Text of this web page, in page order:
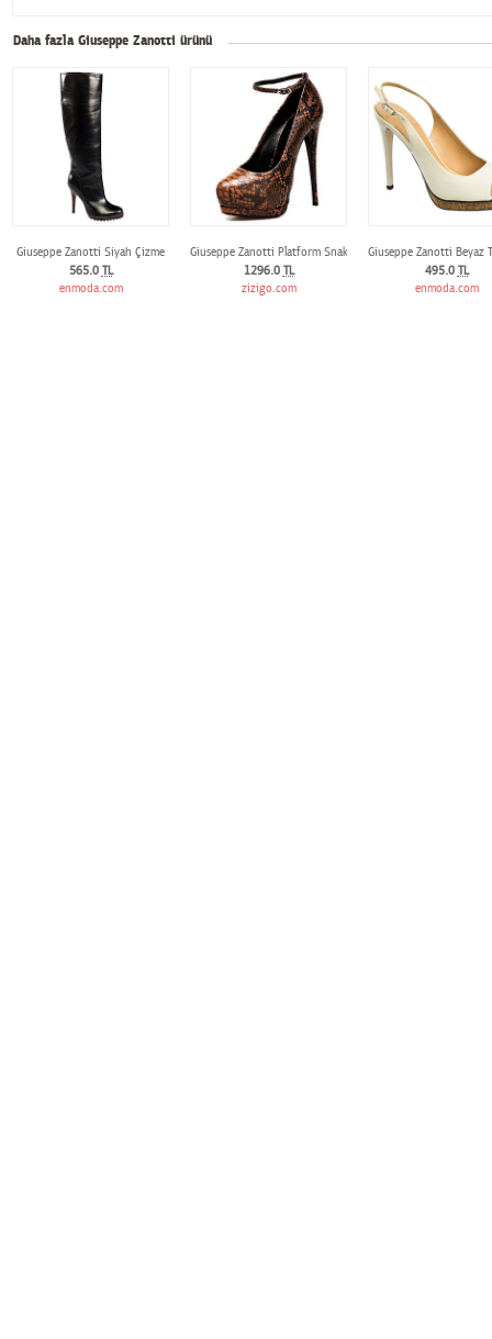
Daha fazla Giuseppe Zanotti ürünü
Giuseppe Zanotti Siyah Çizme
565.0 TL
enmoda.com
Giuseppe Zanotti Platform Snake Pumps
1296.0 TL
zizigo.com
Giuseppe Zanotti Beyaz
495.0 TL
enmoda.com